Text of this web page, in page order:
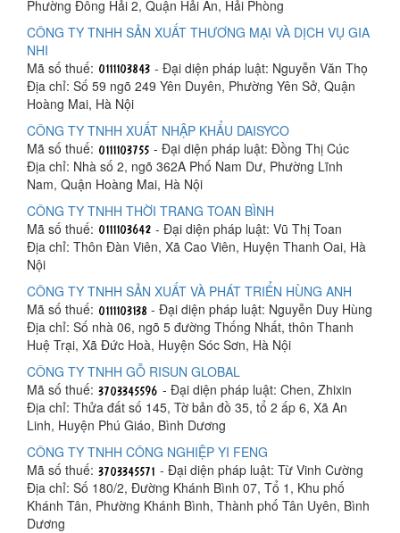
Phường Đông Hải 2, Quận Hải An, Hải Phòng
CÔNG TY TNHH SẢN XUẤT THƯƠNG MẠI VÀ DỊCH VỤ GIA
NHI
Mã số thuế:
- Đại diện pháp luật: Nguyễn Văn Thọ
Địa chỉ: Số 59 ngõ 249 Yên Duyên, Phường Yên Sở, Quận
Hoàng Mai, Hà Nội
CÔNG TY TNHH XUẤT NHẬP KHẨU DAISYCO
Mã số thuế:
- Đại diện pháp luật: Đồng Thị Cúc
Địa chỉ: Nhà số 2, ngõ 362A Phố Nam Dư, Phường Lĩnh
Nam, Quận Hoàng Mai, Hà Nội
CÔNG TY TNHH THỜI TRANG TOAN BÌNH
Mã số thuế:
- Đại diện pháp luật: Vũ Thị Toan
Địa chỉ: Thôn Đàn Viên, Xã Cao Viên, Huyện Thanh Oai, Hà
Nội
CÔNG TY TNHH SẢN XUẤT VÀ PHÁT TRIỂN HÙNG ANH
Mã số thuế:
- Đại diện pháp luật: Nguyễn Duy Hùng
Địa chỉ: Số nhà 06, ngõ 5 đường Thống Nhất, thôn Thanh
Huệ Trại, Xã Đức Hoà, Huyện Sóc Sơn, Hà Nội
CÔNG TY TNHH GỖ RISUN GLOBAL
Mã số thuế:
- Đại diện pháp luật: Chen, Zhixin
Địa chỉ: Thửa đất số 145, Tờ bản đồ 35, tổ 2 ấp 6, Xã An
Linh, Huyện Phú Giáo, Bình Dương
CÔNG TY TNHH CÔNG NGHIỆP YI FENG
Mã số thuế:
- Đại diện pháp luật: Từ Vinh Cường
Địa chỉ: Số 180/2, Đường Khánh Bình 07, Tổ 1, Khu phố
Khánh Tân, Phường Khánh Bình, Thành phố Tân Uyên, Bình
Dương